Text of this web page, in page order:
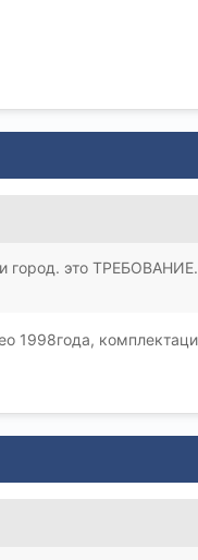
город. это ТРЕБОВАНИЕ.